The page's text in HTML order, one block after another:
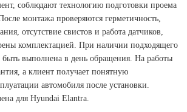
соблюдают технологию подготовки проема
монтажа проверяются герметичность,
отсутствие свистов и работа датчиков,
комплектацией. При наличии подходящего
быть выполнена в день обращения. На работы
а клиент получает понятную
автомобиля после установки.
для Hyundai Elantra.